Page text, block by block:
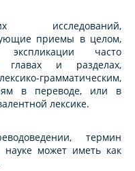
исследований,
приемы в целом,
часто
главах и разделах,
грамматическим,
в переводе, или в
лексике.
термин
науке может иметь как